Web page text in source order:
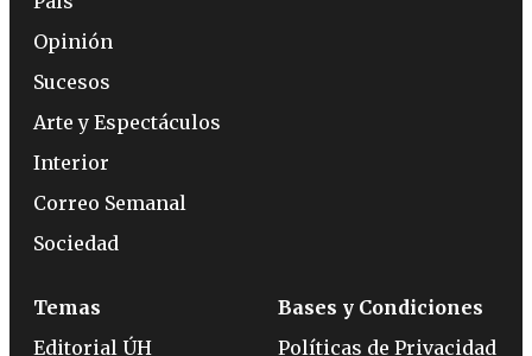
Opinión
Sucesos
Arte y Espectáculos
Interior
Correo Semanal
Sociedad
Temas
Editorial ÚH
Bases y Condiciones
Políticas de Privacidad